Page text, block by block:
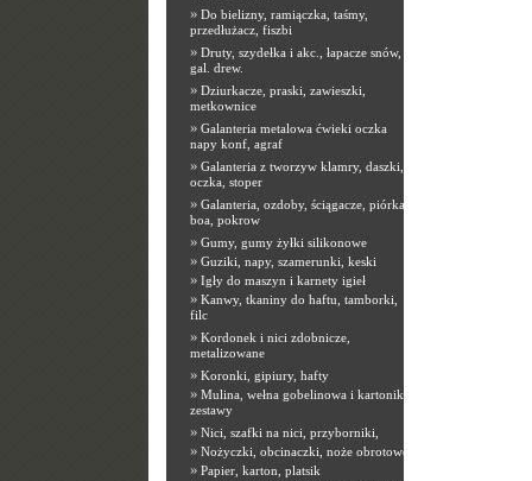
» Do bielizny, ramiączka, taśmy,
przedłużacz, fiszbi
» Druty, szydełka i akc., łapacze snów,
gal. drew.
» Dziurkacze, praski, zawieszki,
metkownice
» Galanteria metalowa ćwieki oczka
napy konf, agraf
» Galanteria z tworzyw klamry, daszki,
oczka, stoper
» Galanteria, ozdoby, ściągacze, piórka,
boa, pokrow
» Gumy, gumy żyłki silikonowe
» Guziki, napy, szamerunki, keski
» Igły do maszyn i karnety igieł
» Kanwy, tkaniny do haftu, tamborki,
filc
» Kordonek i nici zdobnicze,
metalizowane
» Koronki, gipiury, hafty
» Mulina, wełna gobelinowa i kartoniki,
zestawy
» Nici, szafki na nici, przyborniki,
» Nożyczki, obcinaczki, noże obrotowe
» Papier, karton, platsik